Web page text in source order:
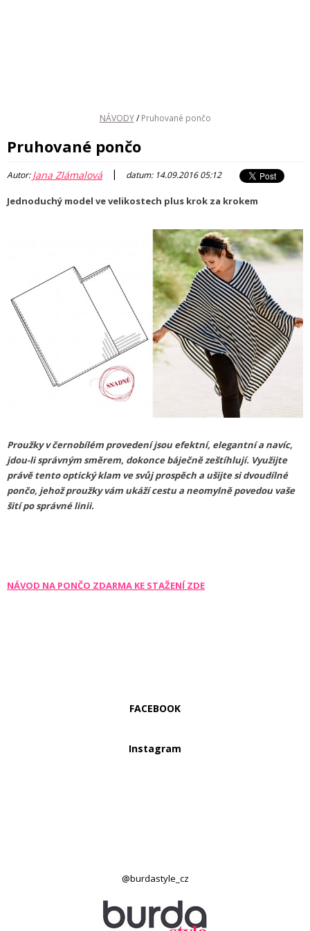
NÁVODY / Pruhované pončo
Pruhované pončo
Autor:Jana Zlámalová | datum: 14.09.2016 05:12
Jednoduchý model ve velikostech plus krok za krokem
Proužky v černobílém provedení jsou efektní, elegantní a navíc,
jdou-li správným směrem, dokonce báječně zeštíhlují. Využijte
právě tento optický klam ve svůj prospěch a ušijte si dvoudílné
pončo, jehož proužky vám ukáží cestu a neomylně povedou vaše
šití po správné linii.
NÁVOD NA PONČO ZDARMA KE STAŽENÍ ZDE
FACEBOOK
Instagram
@burdastyle_cz